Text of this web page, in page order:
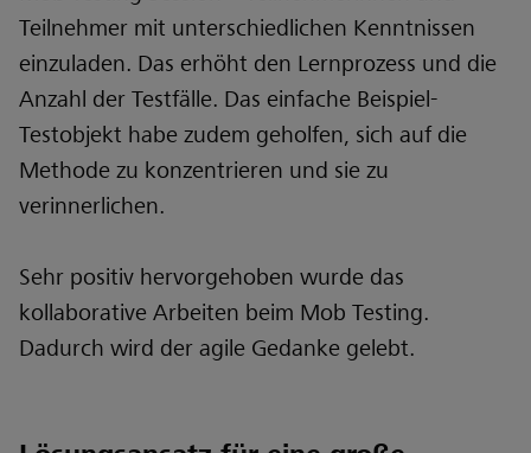
Teilnehmer mit unterschiedlichen Kenntnissen
einzuladen. Das erhöht den Lernprozess und die
Anzahl der Testfälle. Das einfache Beispiel-
Testobjekt habe zudem geholfen, sich auf die
Methode zu konzentrieren und sie zu
verinnerlichen.
Sehr positiv hervorgehoben wurde das
kollaborative Arbeiten beim Mob Testing.
Dadurch wird der agile Gedanke gelebt.